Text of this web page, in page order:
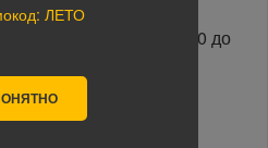
в рабочие дни с 10-00 до
интервал времени
до 15-00, доставка
ЛЕТО